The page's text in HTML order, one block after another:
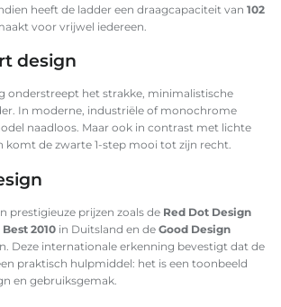
heeft de ladder een draagcapaciteit van 102
voor vrijwel iedereen.
design
onderstreept het strakke, minimalistische
In moderne, industriële of monochrome
naadloos. Maar ook in contrast met lichte
komt de zwarte 1-step mooi tot zijn recht.
prestigieuze prijzen zoals de Red Dot Design
2010 in Duitsland en de Good Design
Deze internationale erkenning bevestigt dat de
praktisch hulpmiddel: het is een toonbeeld
en gebruiksgemak.